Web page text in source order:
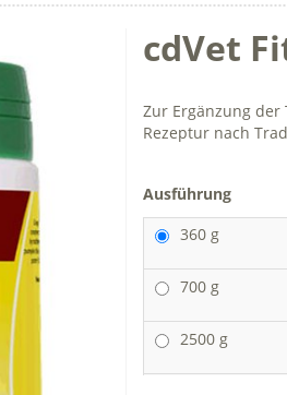
cdVet
Zur Ergänzung
Rezeptur nach
Ausführung
360 g
700 g
2500 g